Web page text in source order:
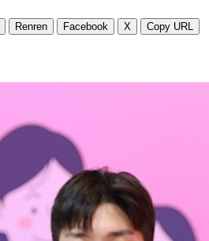
Renren Facebook X Copy URL